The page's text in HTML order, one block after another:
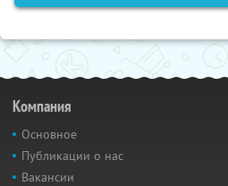
Компания
Основное
Публикации о нас
Вакансии